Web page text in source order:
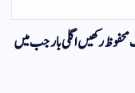
رکھیں اگلی بار جب میں